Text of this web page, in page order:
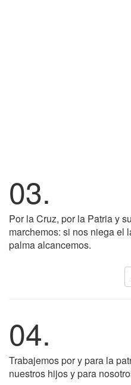
03.
Por la Cruz, por la Patria y
marchemos: si nos niega el
palma alcancemos.
04.
Trabajemos por y para la
nuestros hijos y para